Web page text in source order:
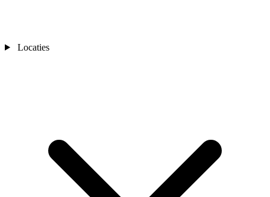
Locaties